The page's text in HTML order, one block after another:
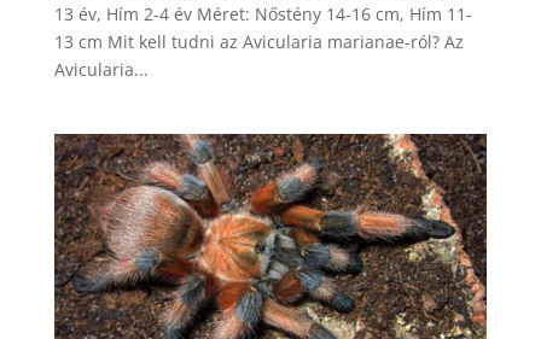
13 év, Hím 2-4 év Méret: Nőstény 14-16 cm, Hím 11-
13 cm Mit kell tudni az Avicularia marianae-ról? Az
Avicularia...